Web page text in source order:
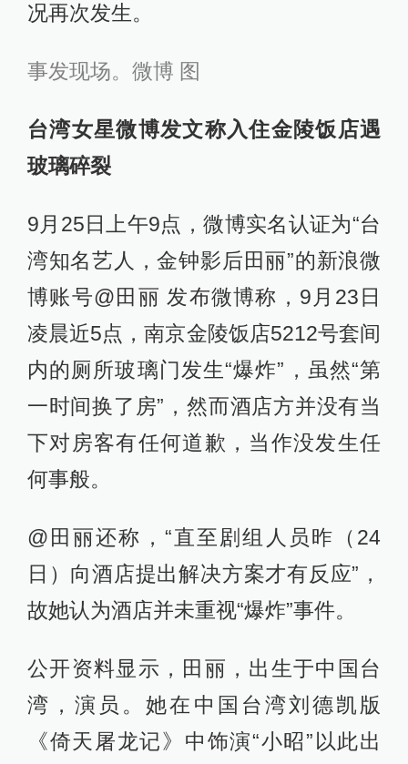
况再次发生。
事发现场。微博 图
台湾女星微博发文称入住金陵饭店遇
玻璃碎裂
9月25日上午9点，微博实名认证为“台
湾知名艺人，金钟影后田丽”的新浪微
博账号@田丽 发布微博称，9月23日
凌晨近5点，南京金陵饭店5212号套间
内的厕所玻璃门发生“爆炸”，虽然“第
一时间换了房”，然而酒店方并没有当
下对房客有任何道歉，当作没发生任
何事般。
@田丽还称，“直至剧组人员昨（24
日）向酒店提出解决方案才有反应”，
故她认为酒店并未重视“爆炸”事件。
公开资料显示，田丽，出生于中国台
湾，演员。她在中国台湾刘德凯版
《倚天屠龙记》中饰演“小昭”以此出